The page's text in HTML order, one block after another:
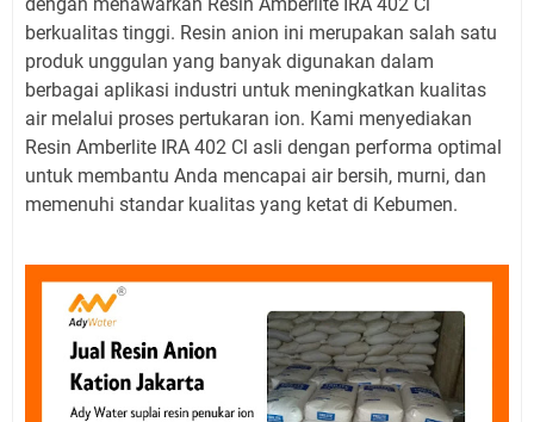
berkualitas tinggi. Resin anion ini merupakan salah satu
produk unggulan yang banyak digunakan dalam
berbagai aplikasi industri untuk meningkatkan kualitas
air melalui proses pertukaran ion. Kami menyediakan
Resin Amberlite IRA 402 Cl asli dengan performa optimal
untuk membantu Anda mencapai air bersih, murni, dan
memenuhi standar kualitas yang ketat di Kebumen.